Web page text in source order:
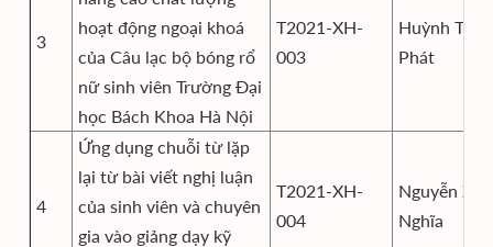
3
hoạt động ngoại khoá
của Câu lạc bộ bóng rổ
nữ sinh viên Trường Đại
học Bách Khoa Hà Nội
T2021-XH-
003
Huỳnh Tấn
Phát
4
Ứng dụng chuỗi từ lặp
lại từ bài viết nghị luận
của sinh viên và chuyên
gia vào giảng dạy kỹ
T2021-XH-
004
Nguyễn
Nghĩa